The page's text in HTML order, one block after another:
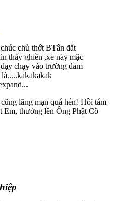
chủ thớt BTân đắt
thấy ghiền ,xe này mặc
chạy vào trường đảm
là.....kakakakak
lãng mạn quá hén! Hồi tám
Em, thường lên Ông Phật Cô